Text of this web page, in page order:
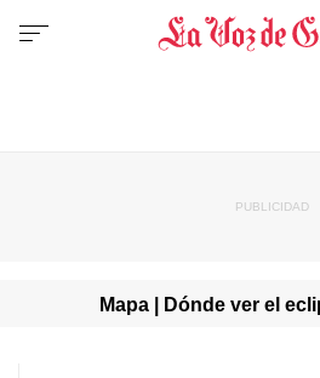
Mapa | Dónde ver el